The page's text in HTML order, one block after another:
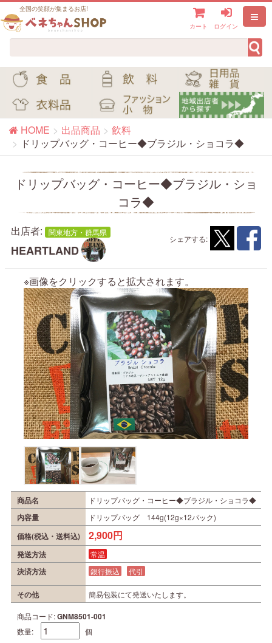
全国の笑顔が集まるお店!
カート ログイン
HOME 出品商品
飲料
ドリップバッグ・コーヒー◆ブラジル・ショコラ◆
ドリップバッグ・コーヒー◆ブラジル・ショ
コラ◆
シェアする:
出店者: 関東地方・群馬県
HEARTLAND
※画像をクリックすると拡大されます。
商品名 ドリップバッグ・コーヒー◆ブラジル・ショコラ◆
内容量 ドリップバッグ 144g(12g×12パック)
価格(税込・送料込) 2,900円
発送方法 常温
決済方法 銀行振込 代引
その他 簡易包装にて発送いたします。
商品コード:GNM8501-001
数量: 個